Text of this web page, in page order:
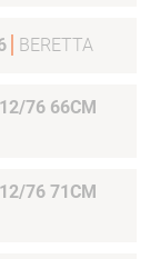
BERETTA
76 66CM
76 71CM